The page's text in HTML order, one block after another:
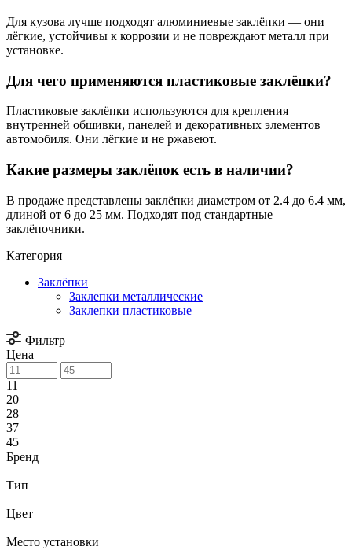
Для кузова лучше подходят алюминиевые заклёпки — они
лёгкие, устойчивы к коррозии и не повреждают металл при
установке.
Для чего применяются пластиковые заклёпки?
Пластиковые заклёпки используются для крепления
внутренней обшивки, панелей и декоративных элементов
автомобиля. Они лёгкие и не ржавеют.
Какие размеры заклёпок есть в наличии?
В продаже представлены заклёпки диаметром от 2.4 до 6.4 мм,
длиной от 6 до 25 мм. Подходят под стандартные
заклёпочники.
Категория
Заклёпки
Заклепки металлические
Заклепки пластиковые
Фильтр
Цена
11
20
28
37
45
Бренд
Тип
Цвет
Место установки